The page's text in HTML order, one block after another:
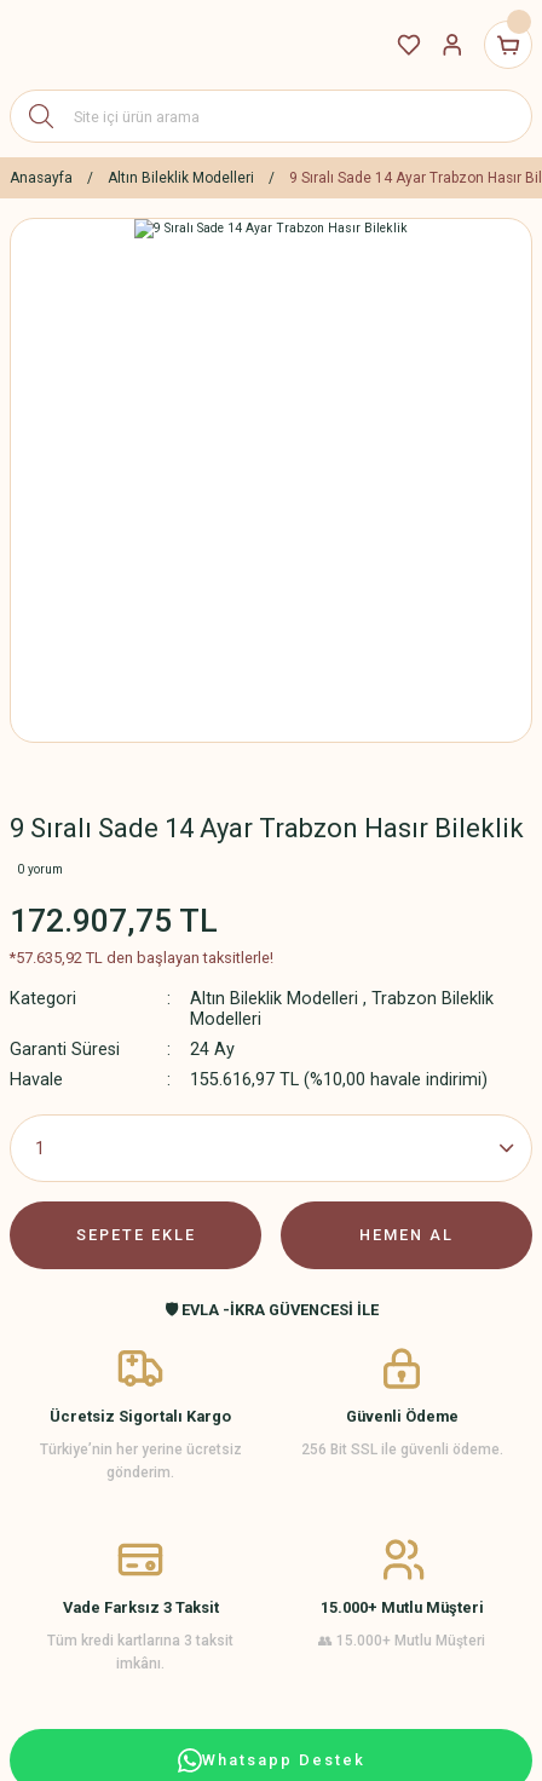
Anasayfa Altın Bileklik Modelleri 9 Sıralı Sade 14 Ayar Trabzon Hasır
9 Sıralı Sade 14 Ayar Trabzon Hasır Bileklik
0 yorum
172.907,75 TL
*57.635,92 TL den başlayan taksitlerle!
Kategori Altın Bileklik Modelleri , Trabzon Bileklik
Modelleri
Garanti Süresi
24 Ay
Havale
155.616,97 TL (%10,00 havale indirimi)
SEPETE EKLE HEMEN AL
🛡️ EVLA -İKRA GÜVENCESİ İLE
Ücretsiz Sigortalı Kargo
Türkiye’nin her yerine ücretsiz
gönderim.
Güvenli Ödeme
256 Bit SSL ile güvenli ödeme.
Vade Farksız 3 Taksit
Tüm kredi kartlarına 3 taksit
imkânı.
15.000+ Mutlu Müşteri
👥 15.000+ Mutlu Müşteri
Whatsapp Destek